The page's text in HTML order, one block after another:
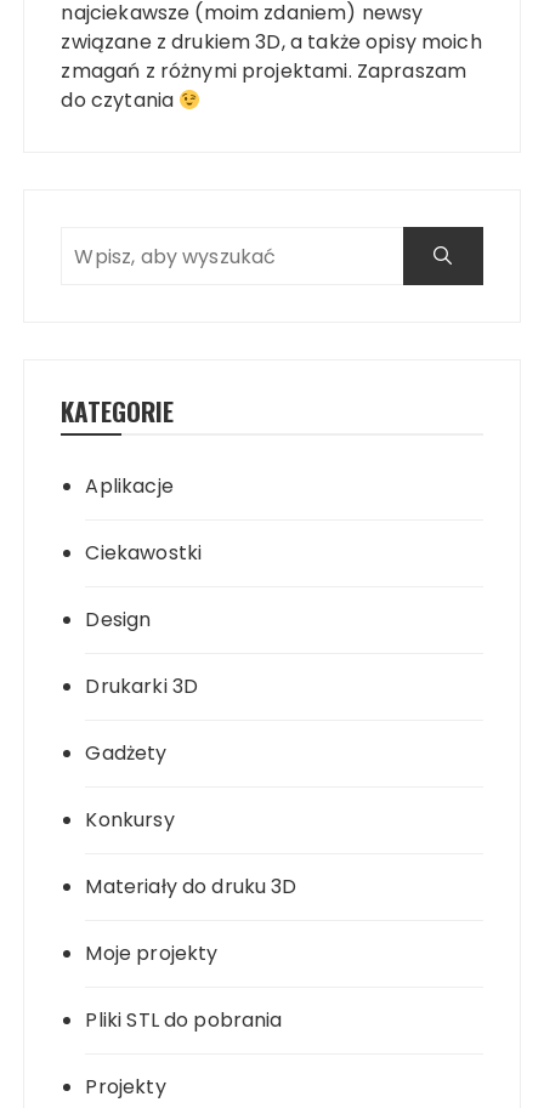
najciekawsze (moim zdaniem) newsy
związane z drukiem 3D, a także opisy moich
zmagań z różnymi projektami. Zapraszam
do czytania
KATEGORIE
Aplikacje
Ciekawostki
Design
Drukarki 3D
Gadżety
Konkursy
Materiały do druku 3D
Moje projekty
Pliki STL do pobrania
Projekty